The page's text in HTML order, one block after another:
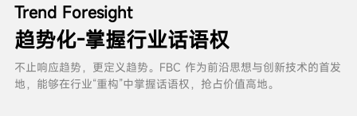
Trend Foresight
趋势化-掌握行业话语权
不止响应趋势，更定义趋势。FBC 作为前沿思想与创新技术的首发
地，能够在行业“重构”中掌握话语权，抢占价值高地。